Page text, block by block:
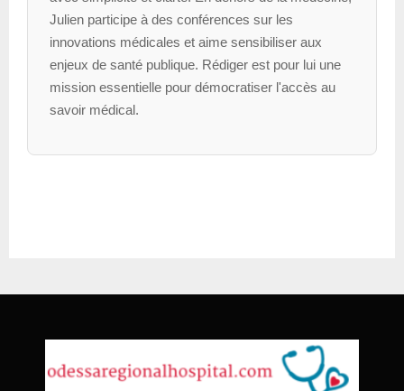
Julien participe à des conférences sur les
innovations médicales et aime sensibiliser aux
enjeux de santé publique. Rédiger est pour lui une
mission essentielle pour démocratiser l'accès au
savoir médical.